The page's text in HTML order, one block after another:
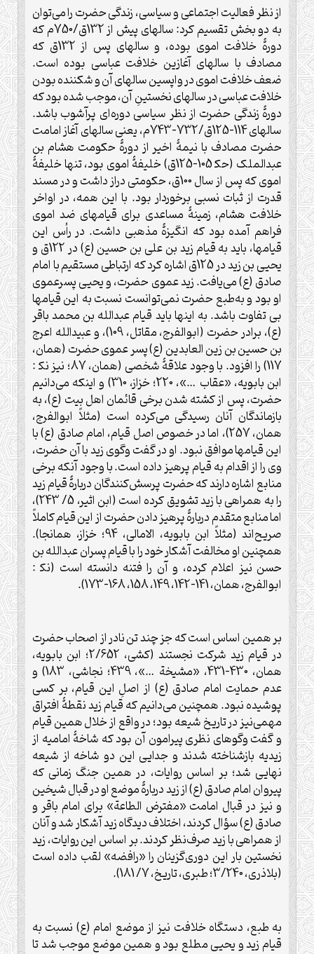
از نظر فعاليت اجتماعی و سياسی، زندگی حضرت را می‌توان
به دو بخش تقسيم کرد: سالهای پيش از 132ق/750م که
دورۀ خلافت اموی بوده، و سالهای پس از 132ق که
مصادف با سالهای آغازين خلافت عباسی بوده است.
ضعف خلافت اموی در واپسين سالهای آن و شکننده بودن
خلافت عباسی در سالهای نخستينِ آن، موجب شده بود که
دورۀ زندگی حضرت از نظر سياسی دوره‌ای پرآشوب باشد.
سالهای 114-125ق/732-743م، يعنی سالهای آغاز امامت
حضرت مصادف با نيمۀ اخير از دورۀ حکومت هشام بن
عبدالملک (حک‍ 105-125ق) خليفۀ اموی بود، تنها خليفۀ
اموی که پس از سال 100ق، حکومتی دراز داشت و در مسند
قدرت از ثبات نسبی برخوردار بود. با اين همه، در اواخر
خلافت هشام، زمينۀ مساعدی برای قيامهای ضد اموی
فراهم آمده بود که انگيزۀ مذهبی داشت. در رأس اين
قيامها، بايد به قيام زيد بن علی بن حسين (ع) در 122ق و
يحيی بن زيد در 125ق اشاره کرد که ارتباطی مستقيم با امام
صادق (ع) می‌يافت. زيد عموی حضرت، و يحيى پسرعموی
او بود و به‌طبع حضرت نمی‌توانست نسبت به اين قيامها
بی تفاوت باشد. به اينها بايد قيام عبدالله بن محمد باقر
(ع)، برادر حضرت (ابوالفرج، مقاتل، 109)، و عبيدالله اعرج
بن حسين بن زين العابدين (ع) پسر عموی حضرت (همان،
117) را افزود. با وجود علاقۀ شخصی (همان، 87؛ نیز نک‍ :
ابن بابويه، «عقاب …»، 220؛ خزاز، 310) و اينکه می‌دانيم
حضرت، پس از کشته شدن برخی قائمان اهل بيت (ع)، به
بازماندگان آنان رسيدگی می‌کرده است (مثلاً ابوالفرج،
همان، 257)، اما در خصوص اصل قيام، امام صادق (ع) با
اين قيامها موافق نبود. او در گفت وگوی زيد با آن حضرت،
وی را از اقدام به قيام پرهيز داده است. با وجود آنکه برخی
منابع اشاره دارند که حضرت پرسش‌کنندگان دربارۀ قيام زيد
را به همراهی با زيد تشويق کرده است (ابن اثير، 5/ 243)،
اما منابع متقدم دربارۀ پرهيز دادن حضرت از اين قيام کاملاً
صريح‌اند (مثلاً ابن بابويه، الامالی، 94؛ خزاز، همانجا).
همچنين او مخالفت آشکار خود را با قيام پسران عبدالله بن
حسن نيز اعلام کرده، و آن را فتنه دانسته است (نک‍ :
ابوالفرج، همان، 141-142، 149، 158، 168-173).
بر همين اساس است که جز چند تن نادر از اصحاب حضرت
در قيام زيد شرکت نجستند (کشی، 2/652؛ ابن بابويه،
همان، 430-431، «مشيخة …»، 439؛ نجاشی، 183) و
عدم حمايت امام صادق (ع) از اصلِ اين قيام، بر کسی
پوشيده نبود. همچنين می‌دانيم که قيام زيد نقطۀ افتراق
مهمی‌نيز در تاريخ شيعه بود؛ در واقع از خلال همين قيام
و گفت وگوهای نظری پيرامون آن بود که شاخۀ اماميه از
زيديه بازشناخته شدند و جدايی اين دو شاخه از شيعه
نهايی شد؛ بر اساس روايات، در همين جنگ زمانی که
پيروان امام صادق (ع) از زيد در‌بارۀ موضع او در قبال شيخين
و نيز در قبال امامت «مفترض الطاعة» برای امام باقر و
صادق (ع) سؤال کردند، اختلاف ديدگاه زيد آشکار شد و آنان
از همراهی با زيد صرف‌نظر کردند. بر اساس اين روايات، زيد
نخستين بار اين دوری‌گزينان را «رافضه» لقب داده است
(بلاذری، 3/240؛ طبری، تاريخ، 7/ 181).
به طبع، دستگاه خلافت نيز از موضع امام (ع) نسبت به
قيام زيد و يحيى مطلع بود و همين موضع موجب شد تا